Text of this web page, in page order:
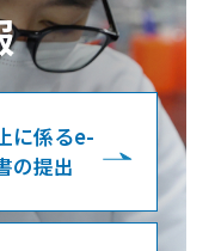
に係るe-
の提出